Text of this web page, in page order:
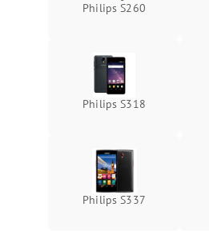
Philips S260
Philips S318
Philips S337